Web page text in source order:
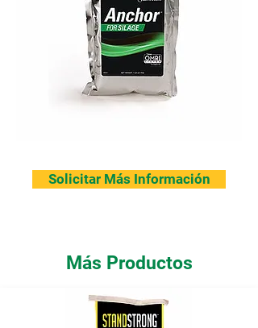
Solicitar Más Información
Más Productos